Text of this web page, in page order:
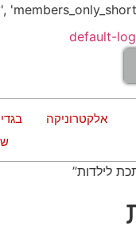
אלקטרוניקה
לילדות”